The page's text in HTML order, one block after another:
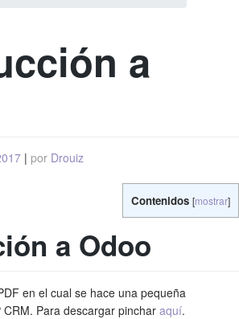
a
| por Drouiz
Contenidos [mostrar]
a Odoo
en el cual se hace una pequeña
Para descargar pinchar aquí.